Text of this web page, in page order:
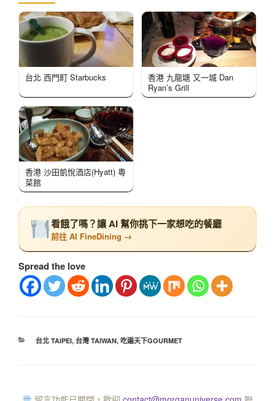
台北 西門町 Starbucks
香港 九龍塘 又一城 Dan
Ryan’s Grill
香港 沙田凱悅酒店(Hyatt) 粵
菜館
看餓了嗎？讓 AI 幫你挑下一家想吃的餐廳
前往 AI FineDining →
Spread the love
台北 TAIPEI, 台灣 TAIWAN, 吃遍天下GOURMET